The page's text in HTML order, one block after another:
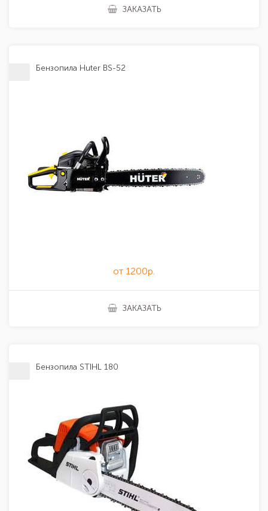
ЗАКАЗАТЬ
Бензопила Huter BS-52
от 1200р.
ЗАКАЗАТЬ
Бензопила STIHL 180